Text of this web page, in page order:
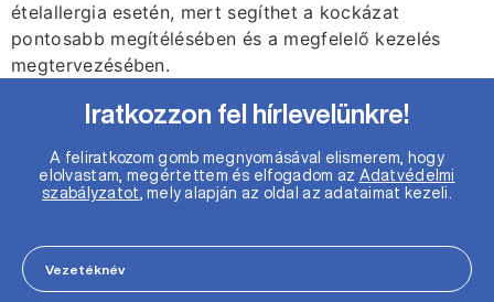
ételallergia esetén, mert segíthet a kockázat
pontosabb megítélésében és a megfelelő kezelés
megtervezésében.
Iratkozzon fel hírlevelünkre!
A feliratkozom gomb megnyomásával elismerem, hogy
elolvastam, megértettem és elfogadom az Adatvédelmi
szabályzatot , mely alapján az oldal az adataimat kezeli.